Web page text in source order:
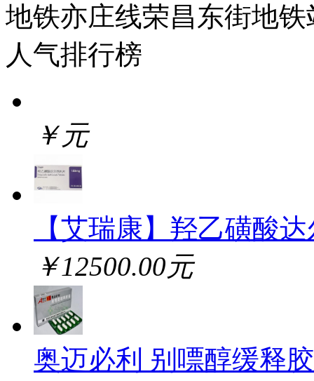
地铁亦庄线荣昌东街地
人气排行榜
￥元
【艾瑞康】羟乙磺酸
￥12500.00元
奥迈必利 别嘌醇缓释